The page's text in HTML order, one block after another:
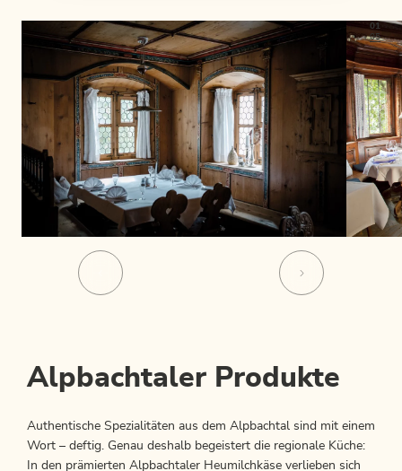
01
05
Alpbachtaler Produkte
Authentische Spezialitäten aus dem Alpbachtal sind mit einem
Wort – deftig. Genau deshalb begeistert die regionale Küche:
In den prämierten Alpbachtaler Heumilchkäse verlieben sich